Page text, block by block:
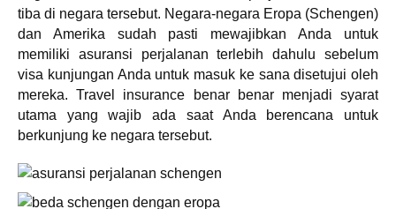
tiba di negara tersebut. Negara-negara Eropa (Schengen)
dan Amerika sudah pasti mewajibkan Anda untuk
memiliki asuransi perjalanan terlebih dahulu sebelum
visa kunjungan Anda untuk masuk ke sana disetujui oleh
mereka. Travel insurance benar benar menjadi syarat
utama yang wajib ada saat Anda berencana untuk
berkunjung ke negara tersebut.